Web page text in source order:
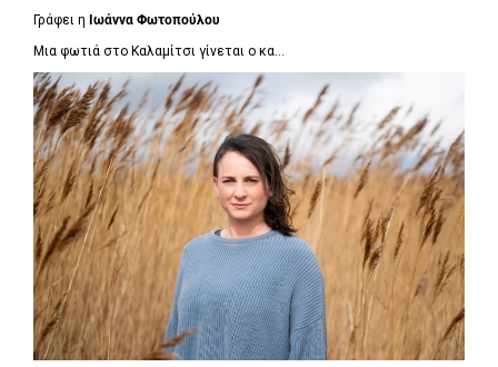
Γράφει η Ιωάννα Φωτοπούλου
Μια φωτιά στο Καλαμίτσι γίνεται ο κα...